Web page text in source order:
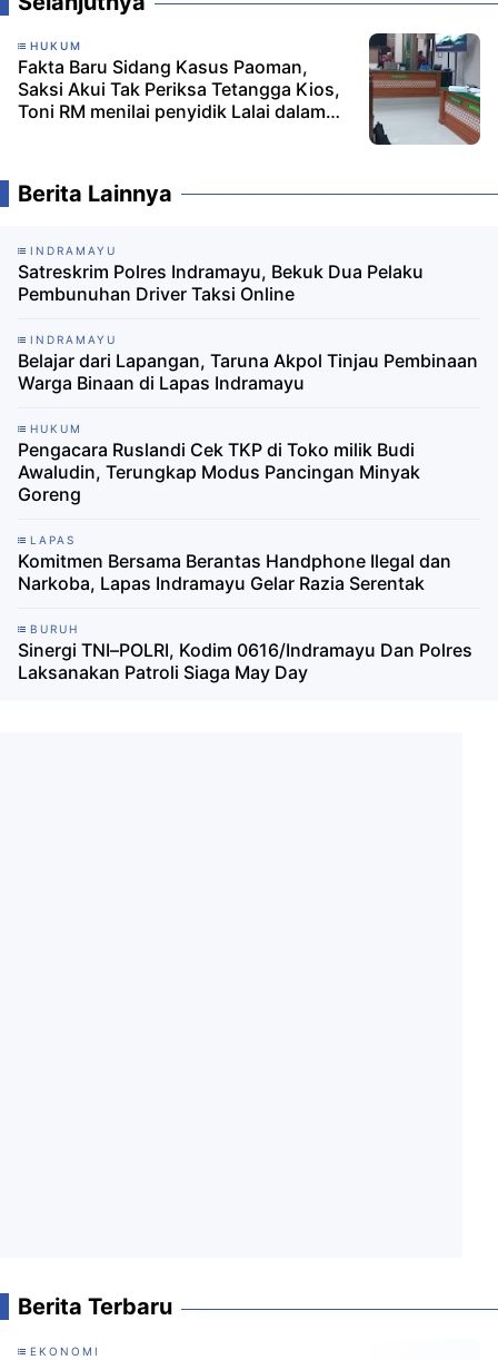
HUKUM
Fakta Baru Sidang Kasus Paoman,
Saksi Akui Tak Periksa Tetangga Kios,
Toni RM menilai penyidik Lalai dalam
Berita Lainnya
INDRAMAYU
Satreskrim Polres Indramayu, Bekuk Dua Pelaku
Pembunuhan Driver Taksi Online
INDRAMAYU
Belajar dari Lapangan, Taruna Akpol Tinjau Pembinaan
Warga Binaan di Lapas Indramayu
HUKUM
Pengacara Ruslandi Cek TKP di Toko milik Budi
Awaludin, Terungkap Modus Pancingan Minyak
Goreng
LAPAS
Komitmen Bersama Berantas Handphone Ilegal dan
Narkoba, Lapas Indramayu Gelar Razia Serentak
BURUH
Sinergi TNI–POLRI, Kodim 0616/Indramayu Dan Polres
Laksanakan Patroli Siaga May Day
Berita Terbaru
EKONOMI